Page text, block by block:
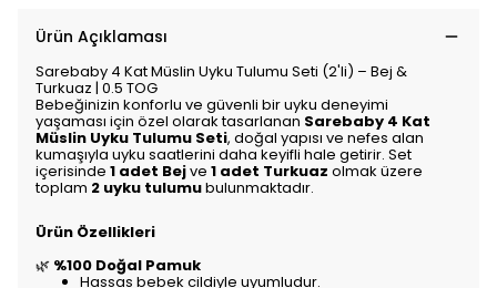
Ürün Açıklaması
Sarebaby 4 Kat Müslin Uyku Tulumu Seti (2'li) – Bej &
Turkuaz | 0.5 TOG
Bebeğinizin konforlu ve güvenli bir uyku deneyimi
yaşaması için özel olarak tasarlanan Sarebaby 4 Kat
Müslin Uyku Tulumu Seti, doğal yapısı ve nefes alan
kumaşıyla uyku saatlerini daha keyifli hale getirir. Set
içerisinde 1 adet Bejve 1 adet Turkuaz olmak üzere
toplam 2 uyku tulumubulunmaktadır.
Ürün Özellikleri
🌿 %100 Doğal Pamuk
Hassas bebek cildiyle uyumludur.